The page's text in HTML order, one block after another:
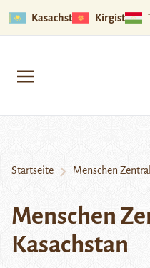
Kasachstan Kirgistan
Startseite Menschen
Menschen
Kasachstan